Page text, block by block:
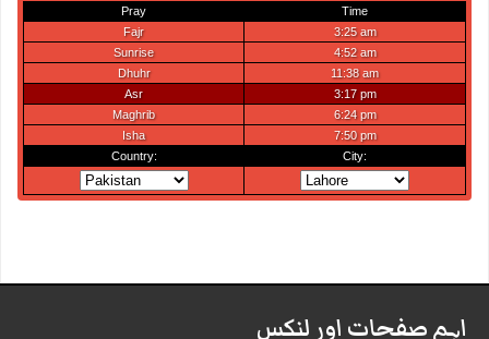
اہم صفحات اور لنکس